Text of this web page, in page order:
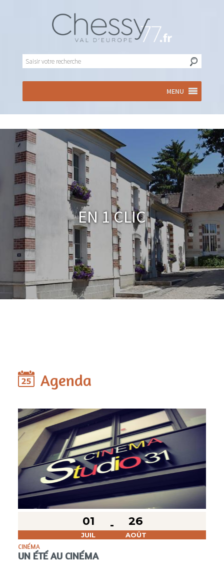
MENU
En 1 clic
Agenda
01
JUIL
26
AOÛT
CINÉMA
UN ÉTÉ AU CINÉMA